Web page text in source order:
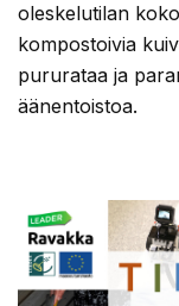
oleskelutilan
kompostoivia
pururataa ja
äänentoistoa.